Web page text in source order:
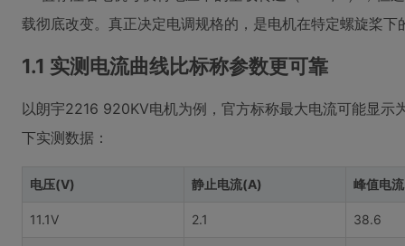
载彻底改变。真正决定电调规格的，是电机在特定螺旋桨下
1.1 实测电流曲线比标称参数更可靠
以朗宇2216 920KV电机为例，官方标称最大电流可能显示
下实测数据：
电压(V) 静止电流(A) 峰值电
11.1V 2.1 38.6